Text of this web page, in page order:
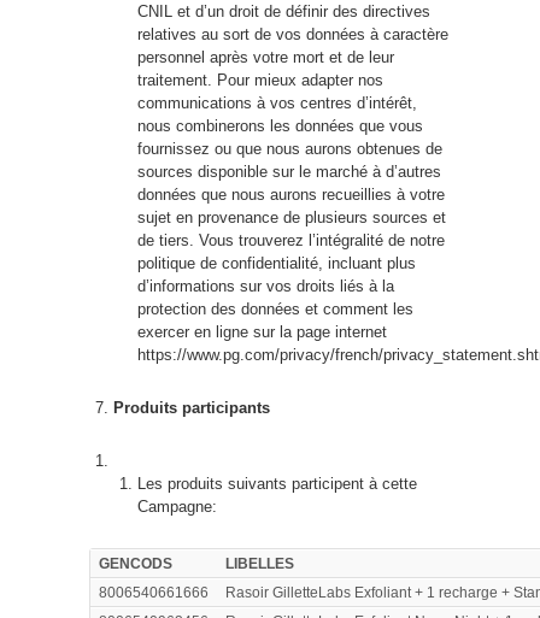
CNIL et d’un droit de définir des directives
relatives au sort de vos données à caractère
personnel après votre mort et de leur
traitement. Pour mieux adapter nos
communications à vos centres d’intérêt,
nous combinerons les données que vous
fournissez ou que nous aurons obtenues de
sources disponible sur le marché à d’autres
données que nous aurons recueillies à votre
sujet en provenance de plusieurs sources et
de tiers. Vous trouverez l’intégralité de notre
politique de confidentialité, incluant plus
d’informations sur vos droits liés à la
protection des données et comment les
exercer en ligne sur la page internet
https://www.pg.com/privacy/french/
Produits participants
Les produits suivants participent à cette
Campagne:
GENCODS
LIBELLES
8006540661666
Rasoir GilletteLabs Exfoliant + 1 recharge +